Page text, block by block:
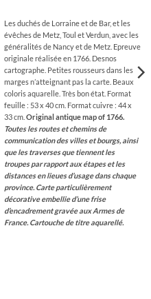
Les duchés de Lorraine et de Bar, et les
évêches de Metz, Toul et Verdun, avec les
généralités de Nancy et de Metz. Epreuve
originale réalisée en 1766. Desnos
cartographe. Petites rousseurs dans les
marges n’atteignant pas la carte. Beaux
coloris aquarelle. Très bon état. Format
feuille : 53 x 40 cm. Format cuivre : 44 x
33 cm. Original antique map of 1766.
Toutes les routes et chemins de
communication des villes et bourgs, ainsi
que les traverses que tiennent les
troupes par rapport aux étapes et les
distances en lieues d’usage dans chaque
province. Carte particulièrement
décorative embellie d’une frise
d’encadrement gravée aux Armes de
France. Cartouche de titre aquarellé.